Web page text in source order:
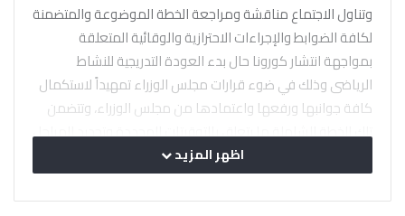
وتناول الاجتماع مناقشة ومراجعة الخطة الموضوعة والمتضمنة
لكافة الضوابط والإجراءات الاحترازية والوقائية المتعلقة
بمواجهة انتشار كورونا حال بدء العودة التدريجية للنشاط
الرياضى وذلك في ضوء قرارات مجلس الوزراء تمهيداً لاستكمال
كافة جوانبها ورفعها واعتمادها من مجلس الوزراء، وتتضمن
تلك الخطة الشاملة ما يتعلق بالتوقيتات المحددة وتحديد المراحل
الزمنية التدريجية لعودة المسابقات في حال عودتها وهو ما يتم
التنسيق بشأنه ايضاً مع الاتحاد الدولى لكرة القدم (فيفا) اخذاً
بعين الاعتبار الالتزامات الإفريقية للأندية المصرية المشاركة
اظهر المزيد